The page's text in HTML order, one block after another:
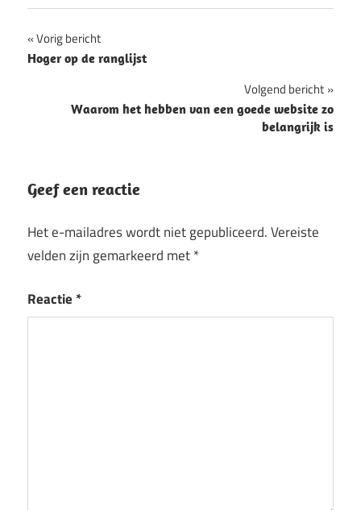
Bericht
navigatie
Vorig bericht
Hoger op de ranglijst
Volgend bericht
Waarom het hebben van een goede website zo
belangrijk is
Geef een reactie
Het e-mailadres wordt niet gepubliceerd.Vereiste
velden zijn gemarkeerd met*
Reactie *